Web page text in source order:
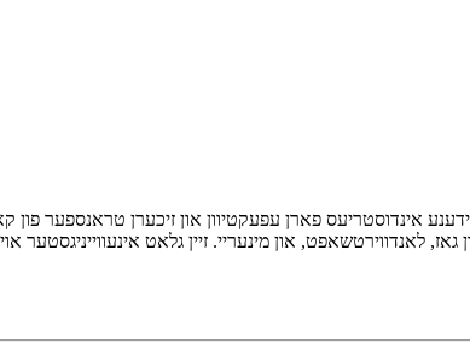
אינדוסטריעס פארן עפעקטיוון און זיכערן טראנספער פון
לאנדווירטשאפט, און מינעריי. זיין גלאט אינעווייניגסטער